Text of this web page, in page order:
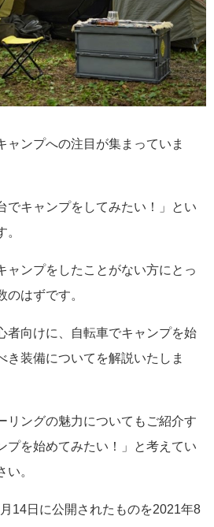
ャンプへの注目が集まっていま
でキャンプをしてみたい！」とい
ャンプをしたことがない方にとっ
のはずです。
者向けに、自転車でキャンプを始
き装備についてを解説いたしま
リングの魅力についてもご紹介す
プを始めてみたい！」と考えてい
。
14日に公開されたものを2021年8